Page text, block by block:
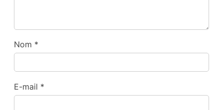
Nom *
E-mail *